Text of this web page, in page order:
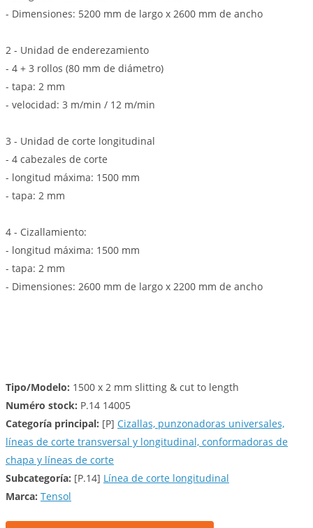
- Dimensiones: 5200 mm de largo x 2600 mm de ancho
2 - Unidad de enderezamiento
- 4 + 3 rollos (80 mm de diámetro)
- tapa: 2 mm
- velocidad: 3 m/min / 12 m/min
3 - Unidad de corte longitudinal
- 4 cabezales de corte
- longitud máxima: 1500 mm
- tapa: 2 mm
4 - Cizallamiento:
- longitud máxima: 1500 mm
- tapa: 2 mm
- Dimensiones: 2600 mm de largo x 2200 mm de ancho
Tipo/Modelo: 1500 x 2 mm slitting & cut to length
Numéro stock: P.14 14005
Categoría principal: [P] Cizallas, punzonadoras universales,
líneas de corte transversal y longitudinal, conformadoras de
chapa y líneas de corte
Subcategoría: [P.14] Línea de corte longitudinal
Marca: Tensol